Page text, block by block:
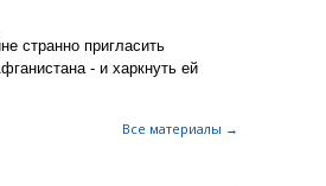
странно пригласить
- и харкнуть ей
Все материалы →